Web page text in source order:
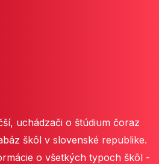
uchádzači o štúdium čoraz
škôl v slovenské republike.
o všetkých typoch škôl -